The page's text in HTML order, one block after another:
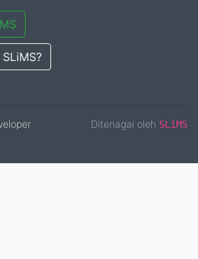
Ditenagai oleh SLiMS